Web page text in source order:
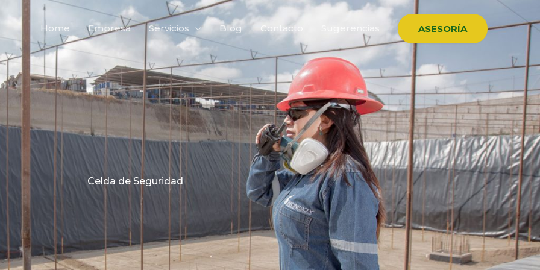
Home Empresa Servicios Blog Contacto Sugerencias ASESORÍA
Celda de Seguridad